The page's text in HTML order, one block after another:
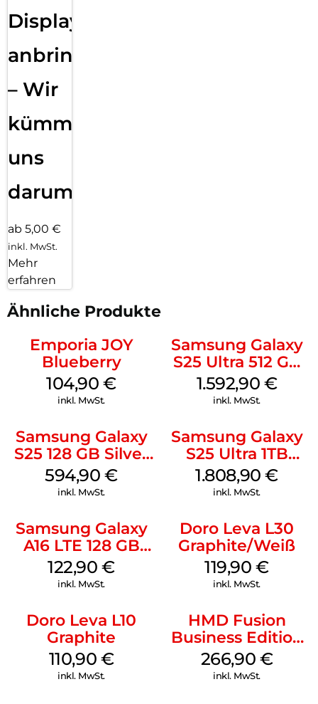
Displayfolie
anbringen
– Wir
kümmern
uns
darum!
ab 5,00 €
inkl. MwSt.
Mehr
erfahren
Ähnliche Produkte
Emporia JOY
Blueberry
104,90€
inkl. MwSt.
Samsung Galaxy
S25 Ultra 512 GB
Titanium
Whitesilver
1.592,90 €
inkl. MwSt.
Samsung Galaxy
S25 128 GB Silver
Shadow
594,90€
inkl. MwSt.
Samsung Galaxy
S25 Ultra 1TB
Titanium Black
1.808,90€
inkl. MwSt.
Samsung Galaxy
A16 LTE 128 GB
Black
122,90€
inkl. MwSt.
Doro Leva L30
Graphite/Weiß
119,90€
inkl. MwSt.
Doro Leva L10
Graphite
110,90 €
inkl. MwSt.
HMD Fusion
Business Edition
256 GB Grey
266,90 €
inkl. MwSt.